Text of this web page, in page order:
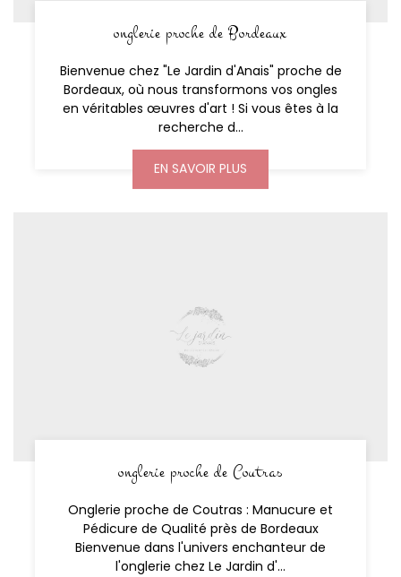
onglerie proche de Bordeaux
Bienvenue chez "Le Jardin d'Anais" proche de
Bordeaux, où nous transformons vos ongles
en véritables œuvres d'art ! Si vous êtes à la
recherche d...
EN SAVOIR PLUS
onglerie proche de Coutras
Onglerie proche de Coutras : Manucure et
Pédicure de Qualité près de Bordeaux
Bienvenue dans l'univers enchanteur de
l'onglerie chez Le Jardin d'...